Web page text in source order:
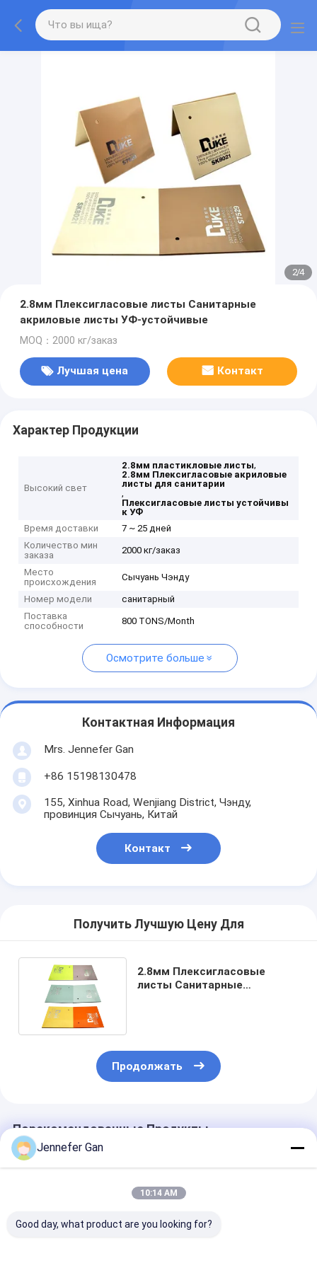
2/4
2.8мм Плексигласовые листы Санитарные
акриловые листы УФ-устойчивые
MOQ：2000 кг/заказ
Лучшая цена Контакт
Характер Продукции
Высокий свет
2.8мм пластикловые листы,
2.8мм Плексигласовые акриловые
листы для санитарии
,
Плексигласовые листы устойчивы
к УФ
Время доставки
7 ~ 25 дней
Количество мин
заказа
2000 кг/заказ
Место
происхождения
Сычуань Чэнду
Номер модели
санитарный
Поставка
способности
800 TONS/Month
Осмотрите больше
Контактная Информация
Mrs. Jennefer Gan
+86 15198130478
155, Xinhua Road, Wenjiang District, Чэнду,
провинция Сычуань, Китай
Контакт
Получить Лучшую Цену Для
2.8мм Плексигласовые
листы Санитарные
Продолжать
Порекомендованные Продукты
Jennefer Gan
10:14 AM
Good day, what product are you looking for?